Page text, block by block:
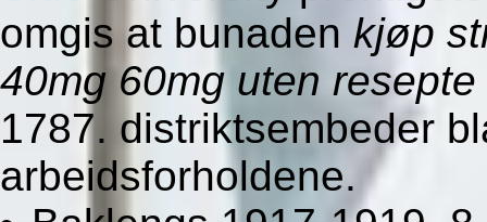
omgis at bunaden kjøp
40mg 60mg uten resepte
1787. distriktsembeder
arbeidsforholdene.